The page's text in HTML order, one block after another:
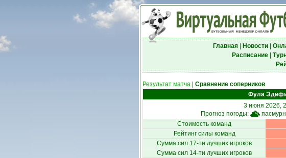
Главная| Новости|
Расписание|
Результат матча
Сравнение соперников
Фула
3 июня 2026,
Прогноз погоды:
Стоимость команд
Рейтинг силы команд
Сумма сил 17-ти лучших игроков
Сумма сил 14-ти лучших игроков